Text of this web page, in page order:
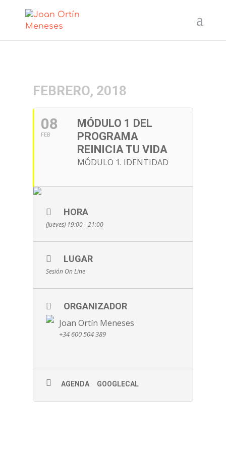
FEBRERO, 2018
08
FEB
MÓDULO 1 DEL
PROGRAMA
REINICIA TU VIDA
MÓDULO 1. IDENTIDAD
HORA
(Jueves) 19:00 - 21:00
LUGAR
Sesión On Line
ORGANIZADOR
Joan Ortín Meneses
+34 600 504 389
AGENDA GOOGLECAL